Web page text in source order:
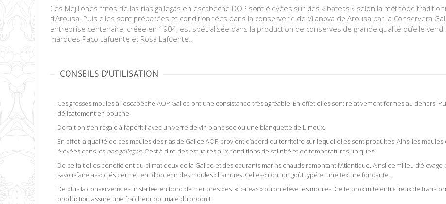
Ces Mejillónes fritos de las rías gallegas en escabeche DOP sont élevées sur des « bateas » selon la méthode
d’Arousa. Puis elles sont préparées et conditionnées dans la conserverie de Vilanova de Arousa par la Conservera
entreprise centenaire, créée en 1904, est spécialisée dans la production de conserves de grande qualité qu’elle vend
marques Paco Lafuente et Rosa Lafuente..
CONSEILS D'UTILISATION
Ces grosses moules à l’escabèche AOP Galice ont une consistance très agréable. En effet elles sont relativement fermes au dehors.
délicatement en bouche.
De fait on s’en régale à l’apéritif avec un verre de vin blanc sec ou une blanquette de Limoux.
En effet la qualité de ces moules des rias de Galice AOP provient d’abord du territoire sur lequel elles sont produites. Ainsi les moules
élevées dans les rias gallegas. C’est à dire des estuaires aux conditions de salinité et de températures uniques.
De ce fait elles bénéficient du climat doux de la Galice et des courants marins chauds remontant l’Atlantique. Ainsi ce milieu
savoir-faire associés permettent d’obtenir des moules charnues. Celles-ci ont un goût typé et une texture fondante.
De plus la conserverie est installée en bord de mer près des « bateas » où on élève les moules. Cette proximité entre lieux de
production assure une fraîcheur optimale du produit.